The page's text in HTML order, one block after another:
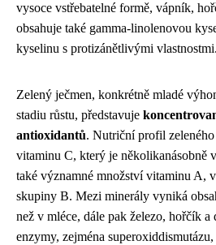
vysoce vstřebatelné formě, vápník,
obsahuje také gamma-linolenovou
kyselinu s protizánětlivými vlastnostmi.
Zelený ječmen, konkrétně mladé
stadiu růstu, představuje
antioxidantů. Nutriční profil
vitaminu C, který je několikanásobně
také významné množství vitaminu A,
skupiny B. Mezi minerály vyniká
než v mléce, dále pak železo, hořčík
enzymy, zejména